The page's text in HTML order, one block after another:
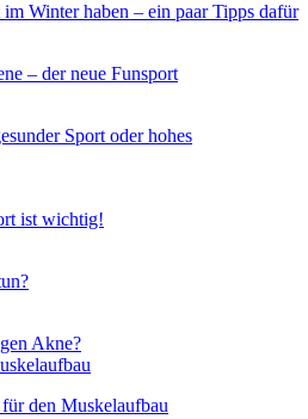
im Winter haben – ein paar Tipps dafür
– der neue Funsport
Sport oder hohes
ist wichtig!
Akne?
den Muskelaufbau